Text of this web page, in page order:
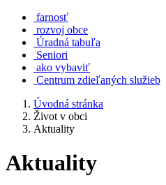
farnosť
rozvoj obce
Úradná tabuľa
Seniori
ako vybaviť
Centrum zdieľaných služieb
Úvodná stránka
Život v obci
Aktuality
Aktuality